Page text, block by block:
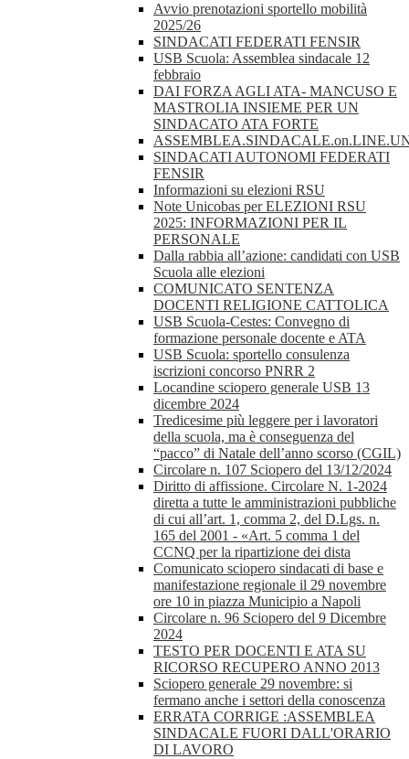
Avvio prenotazioni sportello mobilità
2025/26
SINDACATI FEDERATI FENSIR
USB Scuola: Assemblea sindacale 12
febbraio
DAI FORZA AGLI ATA- MANCUSO E
MASTROLIA INSIEME PER UN
SINDACATO ATA FORTE
SINDACATI AUTONOMI FEDERATI
FENSIR
Informazioni su elezioni RSU
Note Unicobas per ELEZIONI RSU
2025: INFORMAZIONI PER IL
PERSONALE
Dalla rabbia all’azione: candidati con USB
Scuola alle elezioni
COMUNICATO SENTENZA
DOCENTI RELIGIONE CATTOLICA
USB Scuola-Cestes: Convegno di
formazione personale docente e ATA
USB Scuola: sportello consulenza
iscrizioni concorso PNRR 2
Locandine sciopero generale USB 13
dicembre 2024
Tredicesime più leggere per i lavoratori
della scuola, ma è conseguenza del
“pacco” di Natale dell’anno scorso (CGIL)
Circolare n. 107 Sciopero del 13/12/2024
Diritto di affissione. Circolare N. 1-2024
diretta a tutte le amministrazioni pubbliche
di cui all’art. 1, comma 2, del D.Lgs. n.
165 del 2001 - «Art. 5 comma 1 del
CCNQ per la ripartizione dei dista
Comunicato sciopero sindacati di base e
manifestazione regionale il 29 novembre
ore 10 in piazza Municipio a Napoli
Circolare n. 96 Sciopero del 9 Dicembre
2024
TESTO PER DOCENTI E ATA SU
RICORSO RECUPERO ANNO 2013
Sciopero generale 29 novembre: si
fermano anche i settori della conoscenza
ERRATA CORRIGE :ASSEMBLEA
SINDACALE FUORI DALL'ORARIO
DI LAVORO